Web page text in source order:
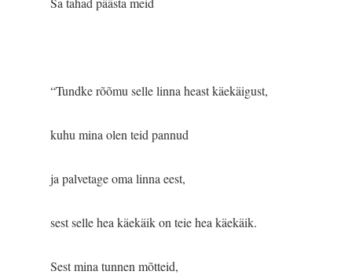
“Tundke rõõmu selle linna heast käekäigust,
kuhu mina olen teid pannud
ja palvetage oma linna eest,
sest selle hea käekäik on teie hea käekäik.
Sest mina tunnen mõtteid,